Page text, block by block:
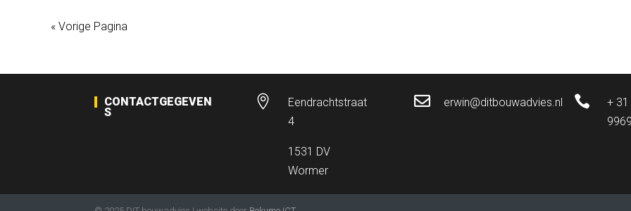
« Vorige Pagina
CONTACTGEGEVEN
S

Eendrachtstraat
4
1531 DV
Wormer
 erwin@ditbouwadvies.nl 
+
9969